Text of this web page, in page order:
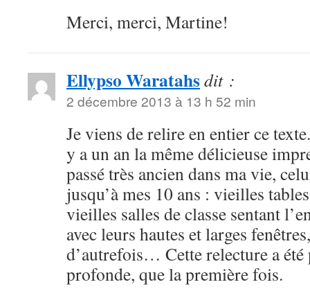
Merci, merci, Martine!
Ellypso Waratahsdit :
2 décembre 2013 à 13 h 52 min
Je viens de relire en entier ce
y a un an la même délicieuse
passé très ancien dans ma vie,
jusqu’à mes 10 ans : vieilles
vieilles salles de classe sentant
avec leurs hautes et larges
d’autrefois… Cette relecture a
profonde, que la première fois.